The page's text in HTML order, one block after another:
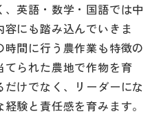
英語・数学・国語では中
にも踏み込んでいきま
間に行う農作業も特徴の
られた農地で作物を育
けでなく、リーダーにな
験と責任感を育みます。